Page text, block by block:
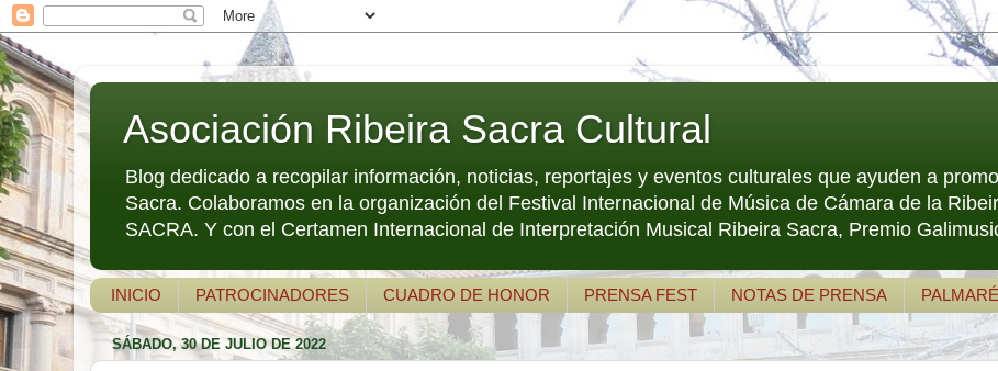
Asociación Ribeira Sacra Cultural
Blog dedicado a recopilar información, noticias, reportajes y eventos culturales que ayuden a
Sacra. Colaboramos en la organización del Festival Internacional de Música de Cámara de la
SACRA. Y con el Certamen Internacional de Interpretación Musical Ribeira Sacra, Premio
INICIO PATROCINADORES CUADRO DE HONOR PRENSA FEST NOTAS DE PRENSA
SÁBADO, 30 DE JULIO DE 2022